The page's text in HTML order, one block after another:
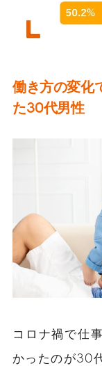
働き方の変化
た30代男性
コロナ禍で仕
かったのが30